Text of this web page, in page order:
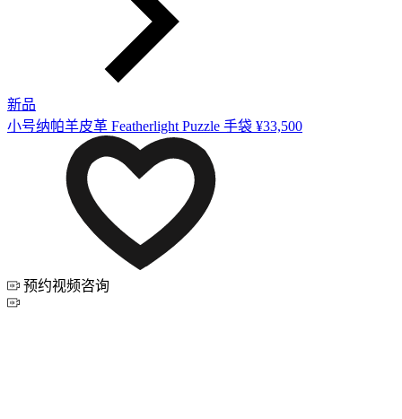
新品
小号纳帕羊皮革 Featherlight Puzzle 手袋 ¥33,500
预约视频咨询